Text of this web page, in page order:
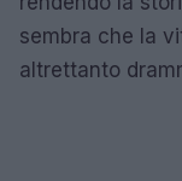
sembra che la
altrettanto